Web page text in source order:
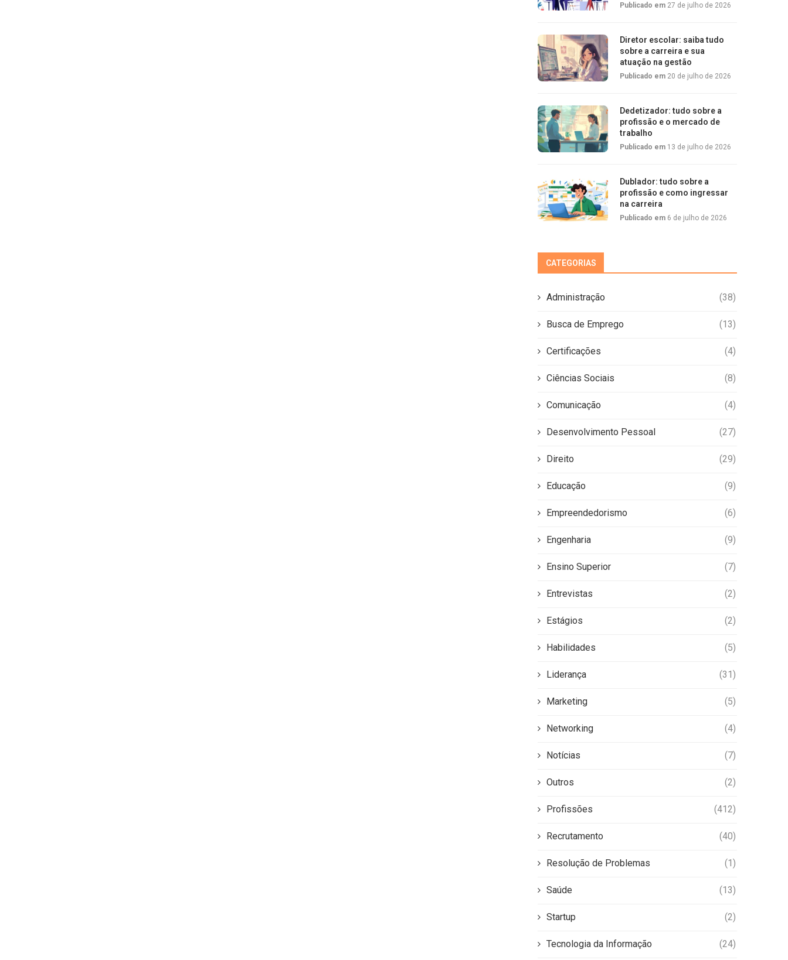
Publicado em 27 de julho de 2026
Diretor escolar: saiba tudo
sobre a carreira e sua
atuação na gestão
Publicado em 20 de julho de 2026
Dedetizador: tudo sobre a
profissão e o mercado de
trabalho
Publicado em 13 de julho de 2026
Dublador: tudo sobre a
profissão e como ingressar
na carreira
Publicado em 6 de julho de 2026
CATEGORIAS
Administração (38)
Busca de Emprego (13)
Certificações (4)
Ciências Sociais (8)
Comunicação (4)
Desenvolvimento Pessoal (27)
Direito (29)
Educação (9)
Empreendedorismo (6)
Engenharia (9)
Ensino Superior (7)
Entrevistas (2)
Estágios (2)
Habilidades (5)
Liderança (31)
Marketing (5)
Networking (4)
Notícias (7)
Outros (2)
Profissões (412)
Recrutamento (40)
Resolução de Problemas (1)
Saúde (13)
Startup (2)
Tecnologia da Informação (24)